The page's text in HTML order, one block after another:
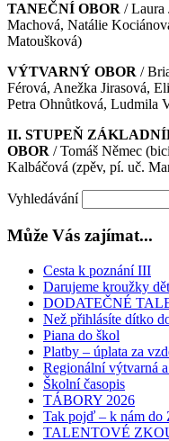
TANEČNÍ OBOR / Laura
Machová, Natálie
Matoušková)
VÝTVARNÝ OBOR /
Férová, Anežka Jirasová,
Petra Ohnůtková, Ludmila
II. STUPEŇ
OBOR / Tomáš Němec
Kalbáčová (zpěv, pí. uč.
Vyhledávání
Může Vás zajímat...
Cesta k poznání III
Darujeme kroužky
DODATEČNÉ
Než přihlásíte dítko
Piana do škol
Platby – úplata za
Regionální výtvarná
Školní časopis
TÁBORY 2026
Tak pojď – k nám do
TALENTOVÉ